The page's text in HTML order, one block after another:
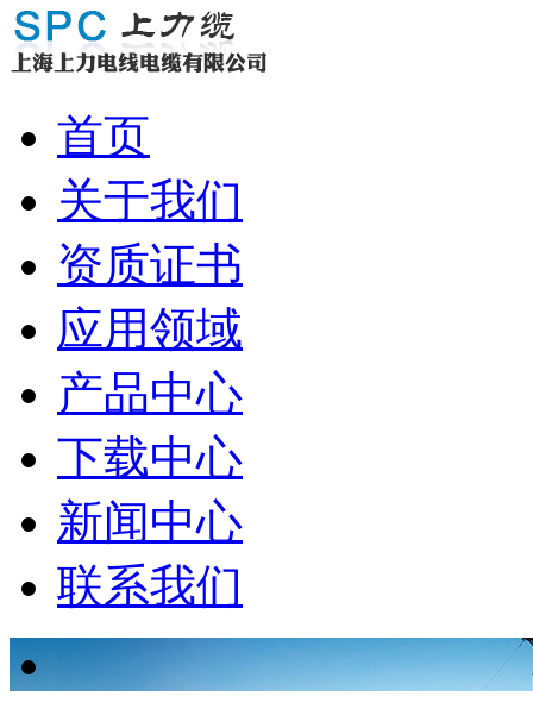
首页
关于我们
资质证书
应用领域
产品中心
下载中心
新闻中心
联系我们